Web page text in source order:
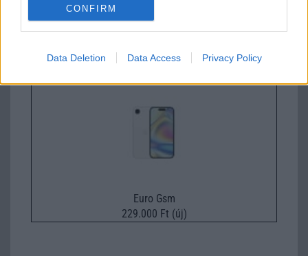
CONFIRM
Data Deletion Data Access Privacy Policy
312.000 Ft (új)
Apple iPhone 17e
Euro Gsm
229.000 Ft (új)